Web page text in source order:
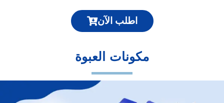
اطلب الآن
مكونات العبوة